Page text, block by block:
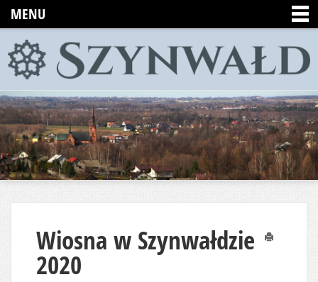
MENU
Wiosna w Szynwałdzie
2020